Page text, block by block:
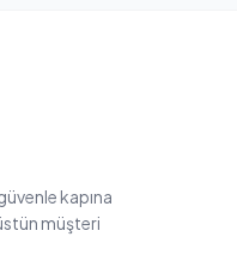
kapına
müşteri